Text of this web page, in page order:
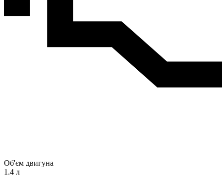
Об'єм двигуна
1.4 л